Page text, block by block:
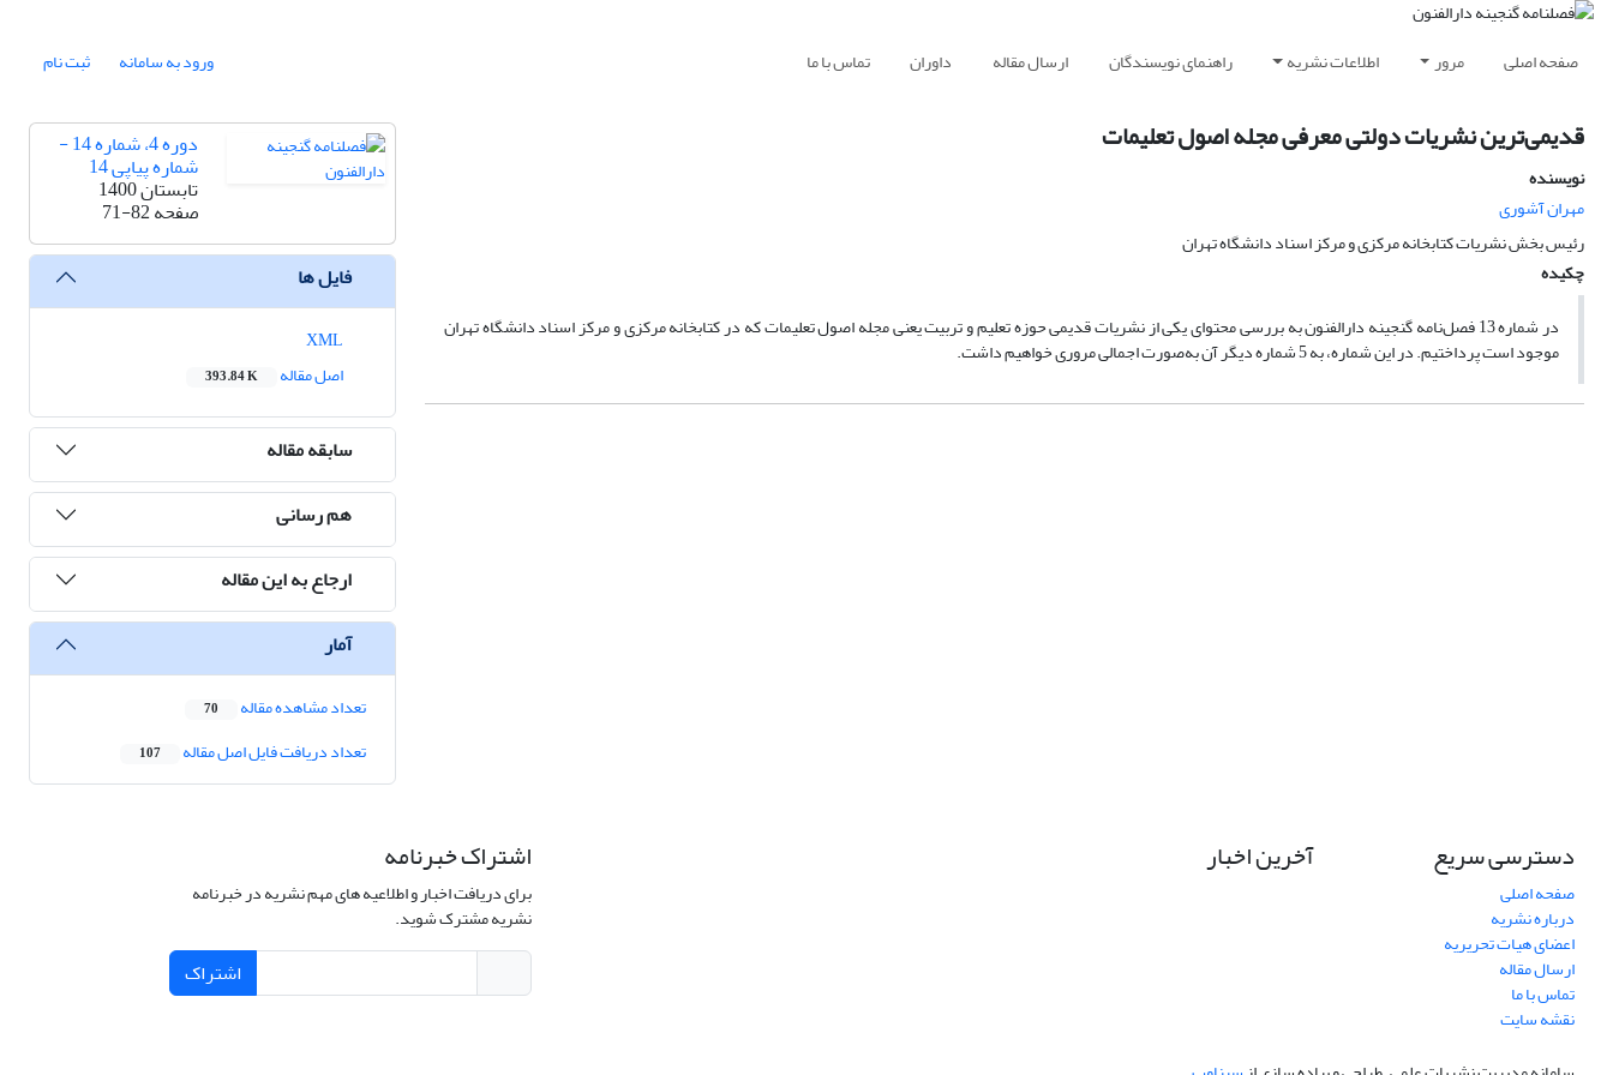
صفحه اصلی مرور اطلاعات نشریه راهنمای نویسندگان ارسال مقاله داوران تماس با ما ورود به سامانه ثبت نام
قدیمی‌ترین نشریات دولتی معرفی مجله اصول تعلیمات
نویسنده
مهران آشوری
رئیس بخش نشریات کتابخانه مرکزی و مرکز اسناد دانشگاه تهران
چکیده
در شماره 13 فصل‌نامه گنجینه دارالفنون به بررسی محتوای یکی از نشریات قدیمی حوزه تعلیم و تربیت یعنی مجله اصول تعلیمات که در کتابخانه مرکزی و مرکز اسناد دانشگاه تهران
موجود است پرداختیم. در این شماره، به 5 شماره دیگر آن به‌صورت اجمالی مروری خواهیم داشت.
دوره 4، شماره 14 -
شماره پیاپی 14
تابستان 1400
صفحه71-82
فایل ها
اصل مقاله
393.84 K
سابقه مقاله
هم رسانی
ارجاع به این مقاله
آمار
تعداد مشاهده مقاله 70
تعداد دریافت فایل اصل مقاله 107
دسترسی سریع
صفحه اصلی
درباره نشریه
اعضای هیات تحریریه
ارسال مقاله
تماس با ما
نقشه سایت
آخرین اخبار اشتراک خبرنامه
برای دریافت اخبار و اطلاعیه های مهم نشریه در خبرنامه
نشریه مشترک شوید.
اشتراک